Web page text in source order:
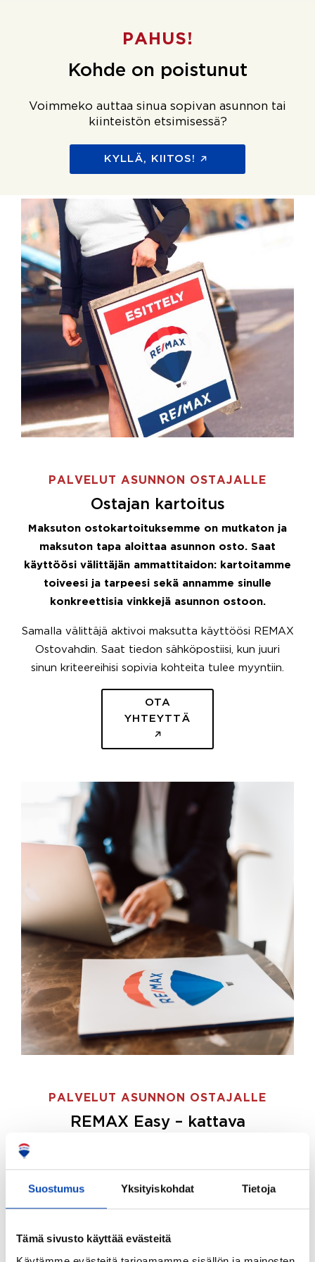
Suostumus Yksityiskohdat Tietoja
Tämä sivusto käyttää evästeitä
PAHUS!
Kohde on poistunut
Voimmeko auttaa sinua sopivan asunnon tai
kiinteistön etsimisessä?
KYLLÄ, KIITOS!
PALVELUT ASUNNON OSTAJALLE
Ostajan kartoitus
Maksuton ostokartoituksemme on mutkaton ja
maksuton tapa aloittaa asunnon osto. Saat
käyttöösi välittäjän ammattitaidon: kartoitamme
toiveesi ja tarpeesi sekä annamme sinulle
konkreettisia vinkkejä asunnon ostoon.
Samalla välittäjä aktivoi maksutta käyttöösi REMAX
Ostovahdin. Saat tiedon sähköpostiisi, kun juuri
sinun kriteereihisi sopivia kohteita tulee myyntiin.
OTA
YHTEYTTÄ
PALVELUT ASUNNON OSTAJALLE
REMAX Easy – kattava
ostajille.
Tee ostotoimeksianto ja etsimme juuri